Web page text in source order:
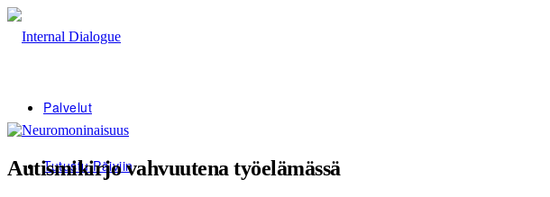
Palvelut
Tutustu Päiviin
Autismikirjo vahvuutena työelämässä